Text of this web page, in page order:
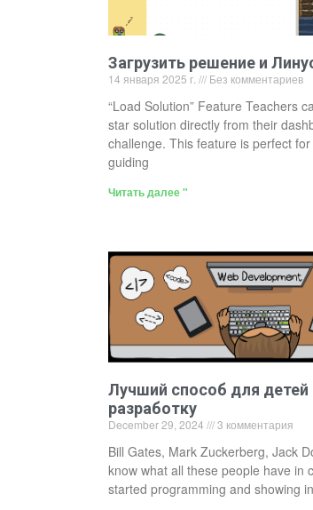
Загрузить решение и
14 января 2025 г. Без комментариев
“Load Solution” Feature Teachers
star solution directly from their
challenge. This feature is perfect
guiding
Читать далее "
Лучший способ для детей
разработку
December 29, 2024 3 комментария
Bill Gates, Mark Zuckerberg, Jack
know what all these people have in
started programming and showing